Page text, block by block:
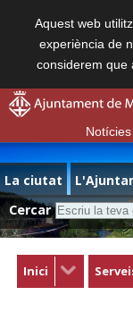
Aquest web
experiència de
considerem que
Notícies
La ciutat
Cercar
Inici